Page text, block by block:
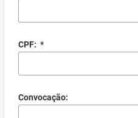
CPF: *
Convocação: